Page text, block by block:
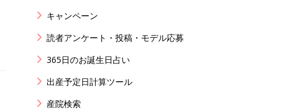
キャンペーン
読者アンケート・投稿・モデル応募
365日のお誕生日占い
出産予定日計算ツール
産院検索